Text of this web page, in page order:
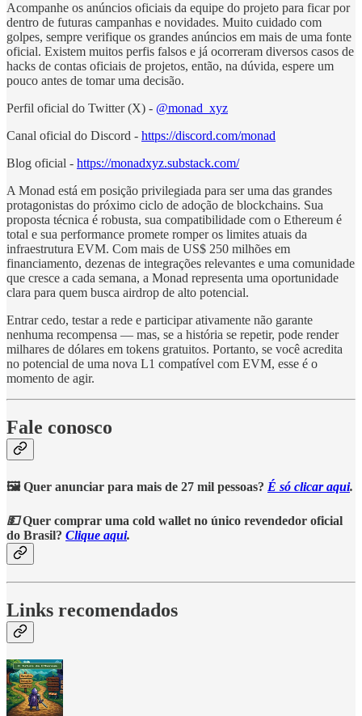
Acompanhe os anúncios oficiais da equipe do projeto para ficar por
dentro de futuras campanhas e novidades. Muito cuidado com
golpes, sempre verifique os grandes anúncios em mais de uma fonte
oficial. Existem muitos perfis falsos e já ocorreram diversos casos de
hacks de contas oficiais de projetos, então, na dúvida, espere um
pouco antes de tomar uma decisão.
Perfil oficial do Twitter (X) - @monad_xyz
Canal oficial do Discord - https://discord.com/monad
Blog oficial - https://monadxyz.substack.com/
A Monad está em posição privilegiada para ser uma das grandes
protagonistas do próximo ciclo de adoção de blockchains. Sua
proposta técnica é robusta, sua compatibilidade com o Ethereum é
total e sua performance promete romper os limites atuais da
infraestrutura EVM. Com mais de US$ 250 milhões em
financiamento, dezenas de integrações relevantes e uma comunidade
que cresce a cada semana, a Monad representa uma oportunidade
clara para quem busca airdrop de alto potencial.
Entrar cedo, testar a rede e participar ativamente não garante
nenhuma recompensa — mas, se a história se repetir, pode render
milhares de dólares em tokens gratuitos. Portanto, se você acredita
no potencial de uma nova L1 compatível com EVM, esse é o
momento de agir.
Fale conosco
🖼️ Quer anunciar para mais de 27 mil pessoas? É só clicar aqui.
💵Quer comprar uma cold wallet no único revendedor oficial
do Brasil? Clique aqui.
Links recomendados